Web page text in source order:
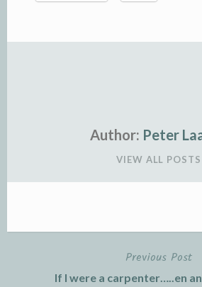
Author: Peter
VIEW ALL POSTS
Previous Post
If I were a carpenter…..en